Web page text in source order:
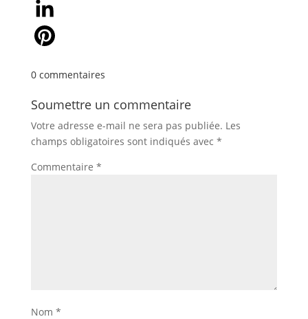
Facebook
LinkedIn
0 commentaires
Soumettre un commentaire
Votre adresse e-mail ne sera pas publiée. Les
champs obligatoires sont indiqués avec *
Commentaire *
Nom *